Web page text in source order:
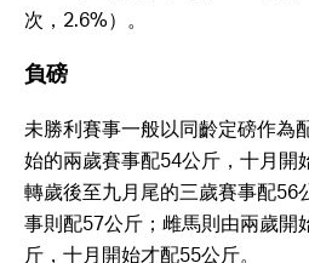
次，2.6%）。
負磅
未勝利賽事一般以同齡定磅作為
始的兩歲賽事配54公斤，十月開
轉歲後至九月尾的三歲賽事配56
事則配57公斤；雌馬則由兩歲開
斤，十月開始才配55公斤。